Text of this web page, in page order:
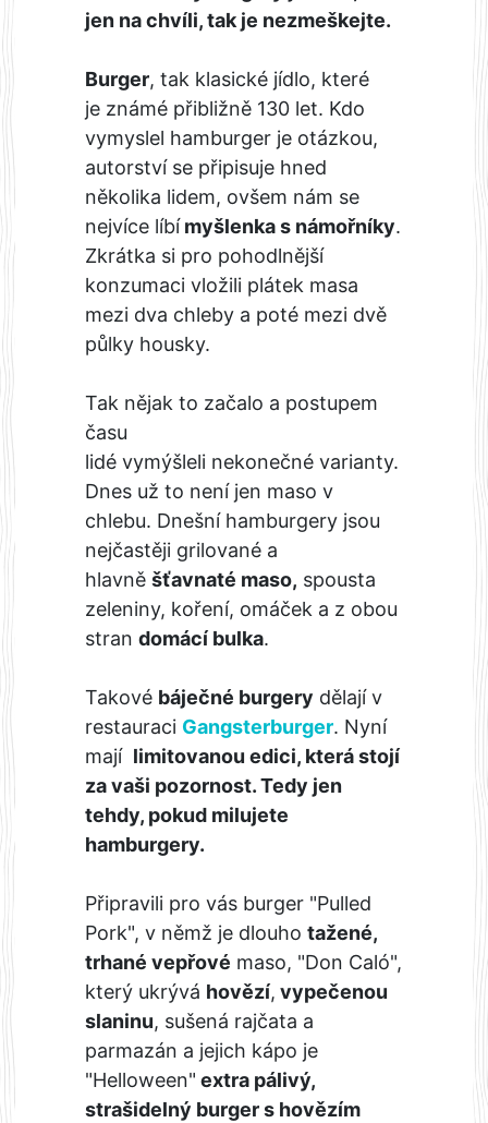
jen na chvíli, tak je nezmeškejte.
Burger, tak klasické jídlo, které
je známé přibližně 130 let. Kdo
vymyslel hamburger je otázkou,
autorství se připisuje hned
několika lidem, ovšem nám se
nejvíce líbímyšlenka s námořníky.
Zkrátka si pro pohodlnější
konzumaci vložili plátek masa
mezi dva chleby a poté mezi dvě
půlky housky.
Tak nějak to začalo a postupem
času
lidé vymýšleli nekonečné varianty.
Dnes už to není jen maso v
chlebu. Dnešní hamburgery jsou
nejčastěji grilované a
hlavně šťavnaté maso, spousta
zeleniny, koření, omáček a z obou
stran domácí bulka.
Takové báječné burgery dělají v
restauraci Gangsterburger. Nyní
mají limitovanou edici, která stojí
za vaši pozornost. Tedy jen
tehdy, pokud milujete
hamburgery.
Připravili pro vás burger "Pulled
Pork", v němž je dlouho tažené,
trhané vepřové maso, "Don Caló",
který ukrývá hovězí, vypečenou
slaninu, sušená rajčata a
parmazán a jejich kápo je
"Helloween" extra pálivý,
strašidelný burger s hovězím